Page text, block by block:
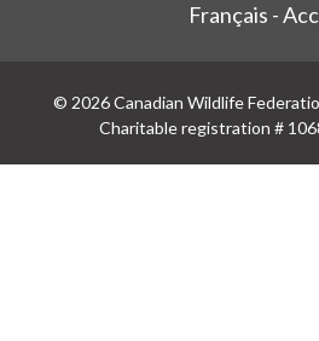
Français -
© 2026 Canadian Wildlife
Charitable registration #